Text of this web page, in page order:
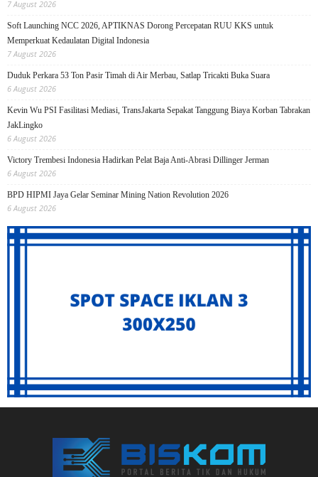
7 August 2026
Soft Launching NCC 2026, APTIKNAS Dorong Percepatan RUU KKS untuk
Memperkuat Kedaulatan Digital Indonesia
7 August 2026
Duduk Perkara 53 Ton Pasir Timah di Air Merbau, Satlap Tricakti Buka Suara
6 August 2026
Kevin Wu PSI Fasilitasi Mediasi, TransJakarta Sepakat Tanggung Biaya Korban Tabrakan
JakLingko
6 August 2026
Victory Trembesi Indonesia Hadirkan Pelat Baja Anti-Abrasi Dillinger Jerman
6 August 2026
BPD HIPMI Jaya Gelar Seminar Mining Nation Revolution 2026
6 August 2026